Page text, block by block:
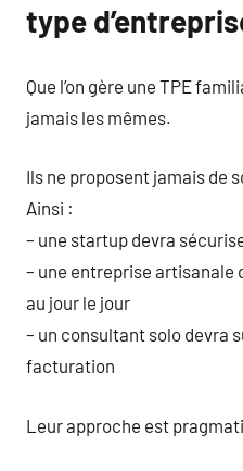
type
Que l’on gère une TPE
jamais les mêmes.
Ils ne proposent jamais de
Ainsi :
– une startup devra
– une entreprise
au jour le jour
– un consultant solo devra
facturation
Leur approche est